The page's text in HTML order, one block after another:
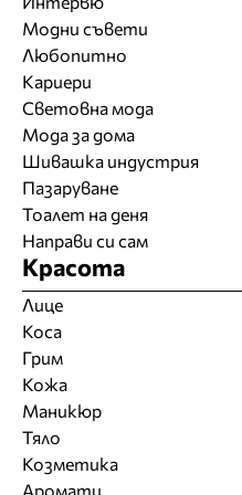
Модни съвети
Любопитно
Кариери
Световна мода
Мода за дома
Шивашка индустрия
Пазаруване
Тоалет на деня
Направи си сам
Красота
Лице
Коса
Грим
Кожа
Маникюр
Тяло
Козметика
Аромати